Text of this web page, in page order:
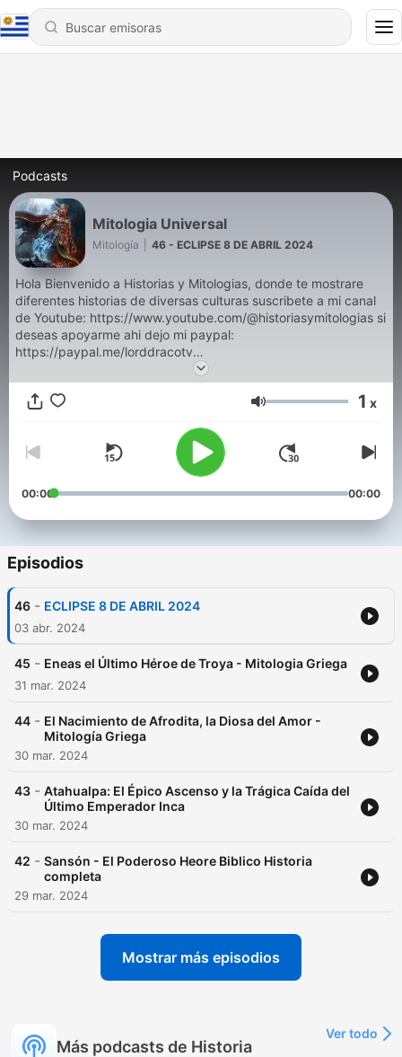
Podcasts
Mitologia Universal
Mitología 46 - ECLIPSE 8 DE ABRIL 2024
Hola Bienvenido a Historias y Mitologias, donde te mostrare
diferentes historias de diversas culturas suscribete a mi canal
de Youtube: https://www.youtube.com/@historiasymitologias si
deseas apoyarme ahi dejo mi paypal:
https://paypal.me/lorddracotv
Conviértete en un supporter de este podcast:
https://www.spreaker.com/podcast/mitologia-universal-
Volumen 1 x
00:00 00:00
Episodios
46 - ECLIPSE 8 DE ABRIL 2024
03 abr. 2024
45 - Eneas el Último Héroe de Troya - Mitologia Griega
31 mar. 2024
44 - El Nacimiento de Afrodita, la Diosa del Amor -
Mitología Griega
30 mar. 2024
43 - Atahualpa: El Épico Ascenso y la Trágica Caída del
Último Emperador Inca
30 mar. 2024
42 - Sansón - El Poderoso Heore Biblico Historia
completa
29 mar. 2024
Mostrar más episodios
Más podcasts de Historia
Ver todo